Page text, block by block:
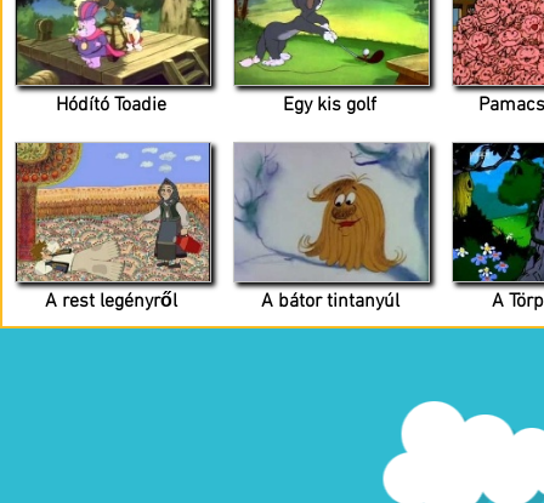
Hódító Toadie Egy kis golf
A rest legényről A bátor tintanyúl A